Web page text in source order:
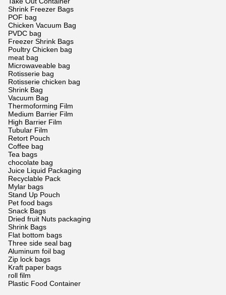
Shrink Freezer Bags
POF bag
Chicken Vacuum Bag
PVDC bag
Freezer Shrink Bags
Poultry Chicken bag
meat bag
Microwaveable bag
Rotisserie bag
Rotisserie chicken bag
Shrink Bag
Vacuum Bag
Thermoforming Film
Medium Barrier Film
High Barrier Film
Tubular Film
Retort Pouch
Coffee bag
Tea bags
chocolate bag
Juice Liquid Packaging
Recyclable Pack
Mylar bags
Stand Up Pouch
Pet food bags
Snack Bags
Dried fruit Nuts packaging
Shrink Bags
Flat bottom bags
Three side seal bag
Aluminum foil bag
Zip lock bags
Kraft paper bags
roll film
Plastic Food Container